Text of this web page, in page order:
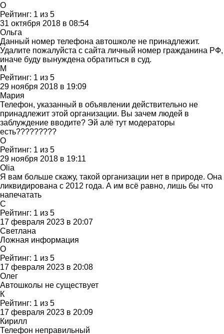
О
Рейтинг: 1 из 5
31 октября 2018 в 08:54
Ольга
Данный номер телефона автошколе не принадлежит.
Удалите пожалуйста с сайта личный номер гражданина РФ,
иначе буду вынуждена обратиться в суд.
М
Рейтинг: 1 из 5
29 ноября 2018 в 19:09
Мария
Телефон, указанный в объявлении действительно не
принадлежит этой организации. Вы зачем людей в
заблуждение вводите? Эй алё тут модераторы
есть?????????
O
Рейтинг: 1 из 5
29 ноября 2018 в 19:11
Olia
Я вам больше скажу, такой организации нет в природе. Она
ликвидирована с 2012 года. А им всё равно, лишь бы что
напечатать
С
Рейтинг: 1 из 5
17 февраля 2023 в 20:07
Светлана
Ложная информация
О
Рейтинг: 1 из 5
17 февраля 2023 в 20:08
Олег
Автошколы не существует
К
Рейтинг: 1 из 5
17 февраля 2023 в 20:09
Кирилл
Телефон неправильный